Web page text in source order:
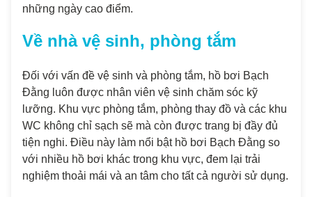
những ngày cao điểm.
Về nhà vệ sinh, phòng tắm
Đối với vấn đề vệ sinh và phòng tắm, hồ bơi Bạch
Đằng luôn được nhân viên vệ sinh chăm sóc kỹ
lưỡng. Khu vực phòng tắm, phòng thay đồ và các khu
WC không chỉ sạch sẽ mà còn được trang bị đầy đủ
tiện nghi. Điều này làm nổi bật hồ bơi Bạch Đằng so
với nhiều hồ bơi khác trong khu vực, đem lại trải
nghiệm thoải mái và an tâm cho tất cả người sử dụng.